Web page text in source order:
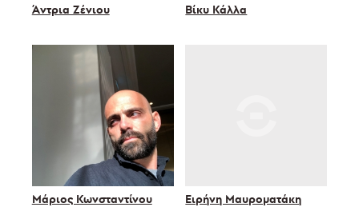
Άντρια Ζένιου Βίκυ Κάλλα
Μάριος Κωνσταντίνου Ειρήνη Μαυροματάκη